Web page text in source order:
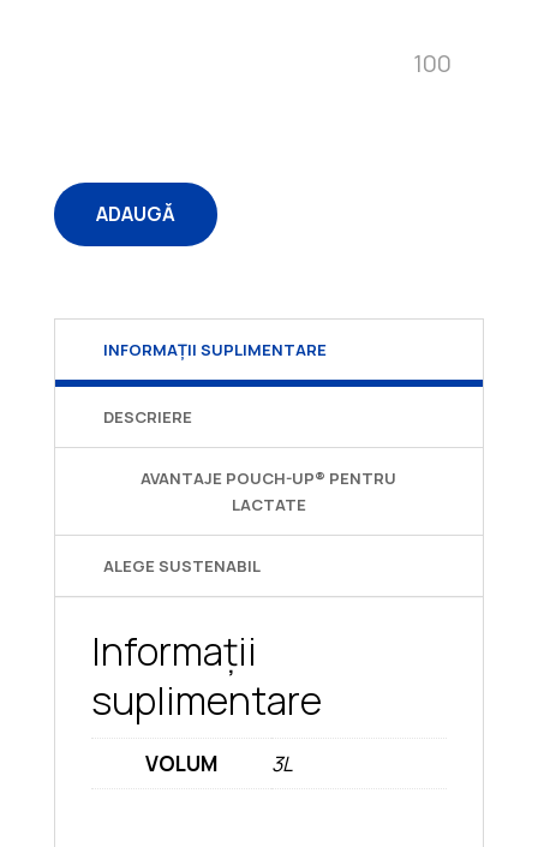
Cantitate
ADAUGĂ
INFORMAȚII SUPLIMENTARE
DESCRIERE
AVANTAJE POUCH-UP® PENTRU
LACTATE
ALEGE SUSTENABIL
Informații
suplimentare
VOLUM 3L